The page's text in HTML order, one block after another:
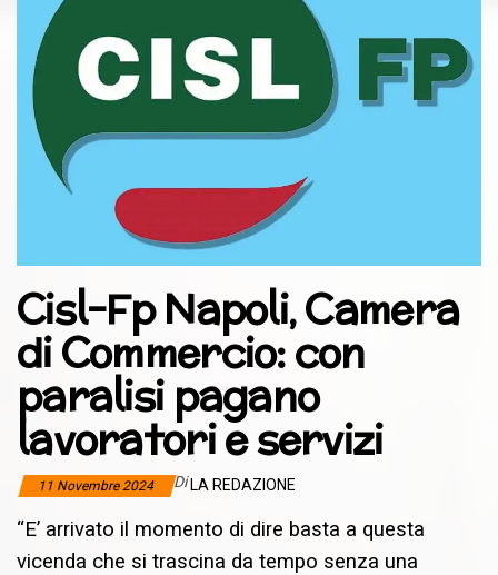
Cisl-Fp Napoli, Camera
di Commercio: con
paralisi pagano
lavoratori e servizi
11 Novembre 2024 DiLA REDAZIONE
“E’ arrivato il momento di dire basta a questa
vicenda che si trascina da tempo senza una